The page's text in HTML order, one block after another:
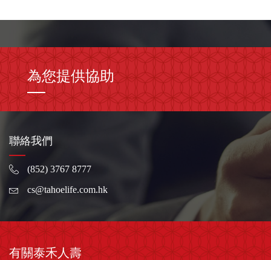
為您提供協助
聯絡我們
(852) 3767 8777
cs@tahoelife.com.hk
有關泰禾人壽